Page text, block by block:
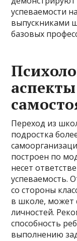
успеваемости
выпускниками
базовых
Переход из
подростка
построен по
несет
успеваемость.
со стороны
в школе, может
личностей.
способность
выполнению